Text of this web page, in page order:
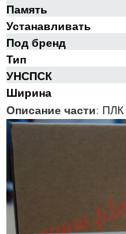
Память
Устанавливать
Под бренд
Тип
УНСПСК
Ширина
Описание части: